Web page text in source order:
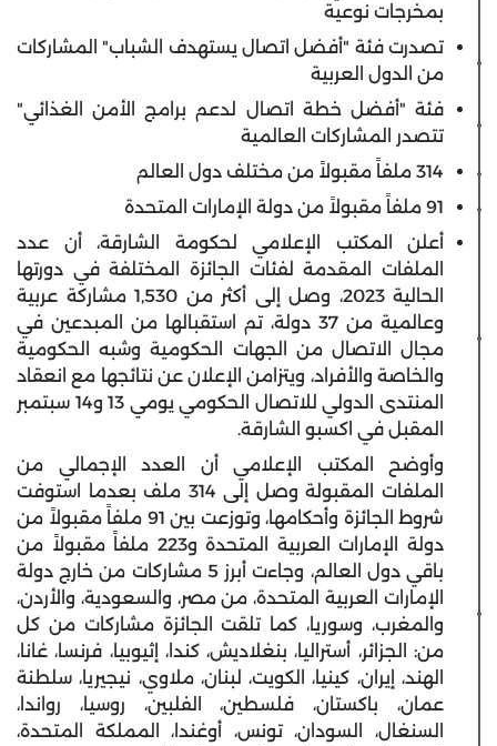
بمخرجات نوعية
تصدرت فئة "أفضل اتصال يستهدف الشباب" المشاركات
من الدول العربية
فئة "أفضل خطة اتصال لدعم برامج الأمن الغذائي"
تتصدر المشاركات العالمية
314 ملفاً مقبولاً من مختلف دول العالم
91 ملفاً مقبولاً من دولة الإمارات المتحدة
أعلن المكتب الإعلامي لحكومة الشارقة، أن عدد
الملفات المقدمة لفئات الجائزة المختلفة في دورتها
الحالية 2023، وصل إلى أكثر من
1,530 مشاركة عربية
وعالمية من 37 دولة،
تم استقبالها من المبدعين في
مجال الاتصال من الجهات الحكومية وشبه الحكومية
والخاصة والأفراد، ويتزامن الإعلان عن نتائجها مع انعقاد
المنتدى الدولي للاتصال الحكومي يومي 13 و14 سبتمبر
المقبل في اكسبو الشارقة.
وأوضح المكتب الإعلامي أن العدد الإجمالي من
الملفات المقبولة وصل إلى 314 ملف
بعدما استوفت
شروط الجائزة وأحكامها، وتوزعت بين 91 ملفاً مقبولاً من
دولة الإمارات العربية المتحدة و223 ملفاً مقبولاً من
باقي دول العالم، وجاءت أبرز
5 مشاركات من خارج دولة
الإمارات العربية المتحدة، من مصر، والسعودية، والأردن،
والمغرب، وسوريا، كما تلقت الجائزة مشاركات من كل
من: الجزائر، أستراليا، بنغلاديش، كندا، إثيوبيا، فرنسا، غانا،
الهند، إيران، كينيا، الكويت، لبنان، ملاوي، نيجيريا، سلطنة
عمان، باكستان، فلسطين، الفلبين، روسيا، رواندا،
السنغال، السودان، تونس، أوغندا، المملكة المتحدة،